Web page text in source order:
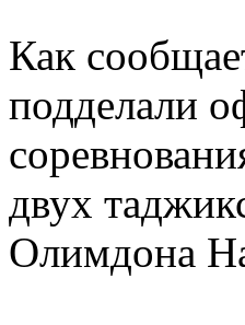
Как
подделали
двух
Олимдона